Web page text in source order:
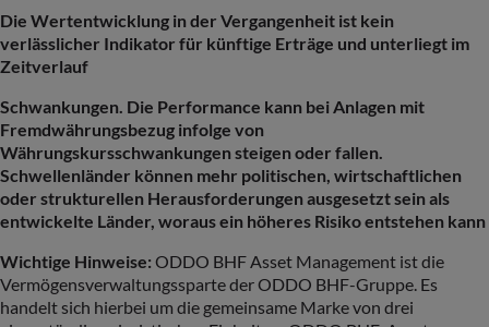
Die Wertentwicklung in der Vergangenheit ist kein
verlässlicher Indikator für künftige Erträge und unterliegt im
Zeitverlauf
Schwankungen. Die Performance kann bei Anlagen mit
Fremdwährungsbezug infolge von
Währungskursschwankungen steigen oder fallen.
Schwellenländer können mehr politischen, wirtschaftlichen
oder strukturellen Herausforderungen ausgesetzt sein als
entwickelte Länder, woraus ein höheres Risiko entstehen kann
Wichtige Hinweise: ODDO BHF Asset Management ist die
Vermögensverwaltungssparte der ODDO BHF-Gruppe. Es
handelt sich hierbei um die gemeinsame Marke von drei